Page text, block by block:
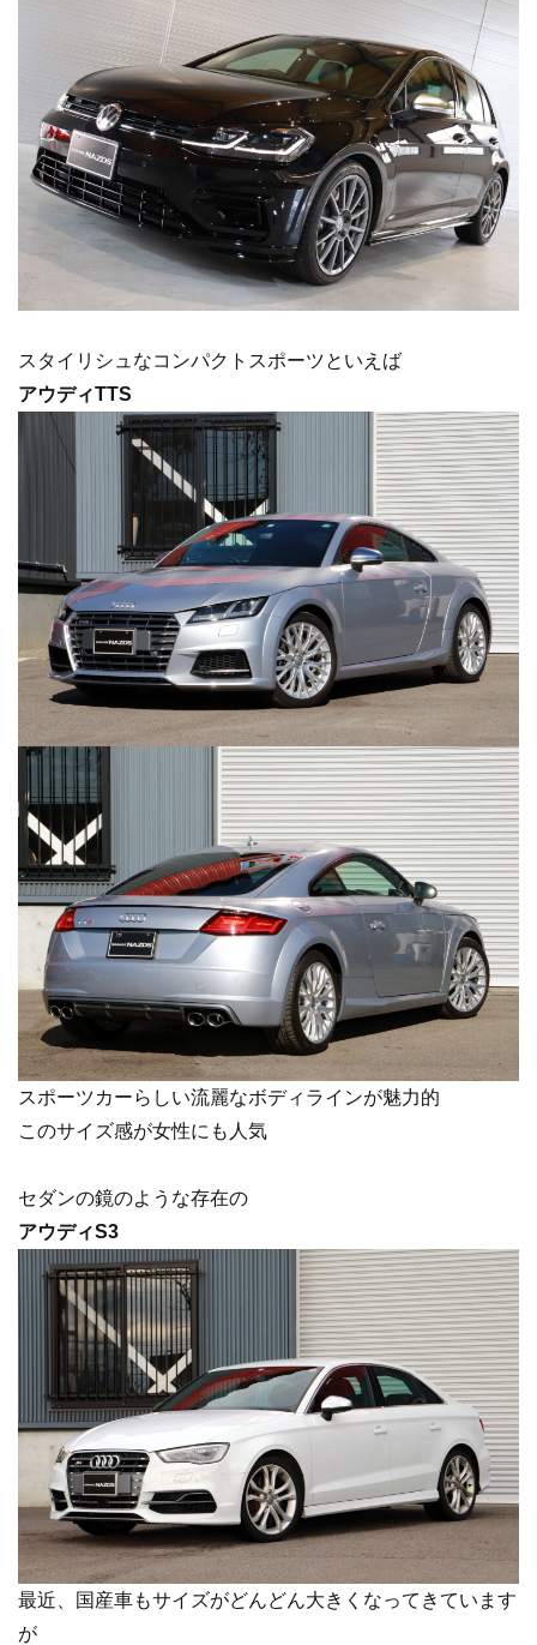
スタイリシュなコンパクトスポーツといえば
アウディTTS
スポーツカーらしい流麗なボディラインが魅力的
このサイズ感が女性にも人気
セダンの鏡のような存在の
アウディS3
最近、国産車もサイズがどんどん大きくなってきています
が